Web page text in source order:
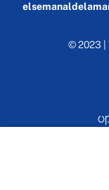
© 2023 |